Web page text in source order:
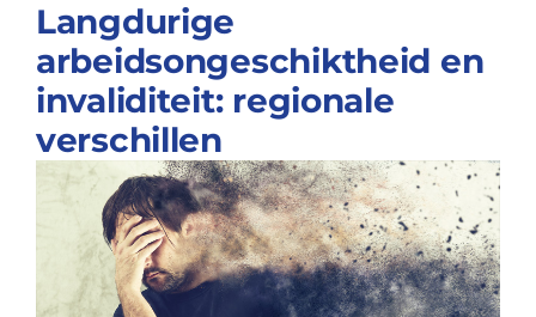
Langdurige
arbeidsongeschiktheid en
invaliditeit: regionale
verschillen